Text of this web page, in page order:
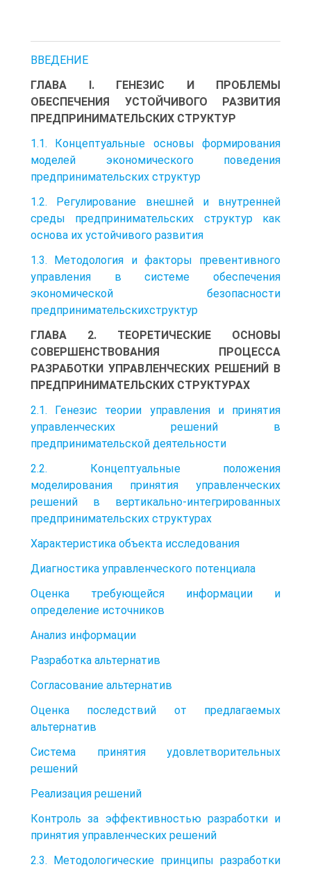
ВВЕДЕНИЕ
ГЛАВА I. ГЕНЕЗИС И ПРОБЛЕМЫ
ОБЕСПЕЧЕНИЯ УСТОЙЧИВОГО РАЗВИТИЯ
ПРЕДПРИНИМАТЕЛЬСКИХ СТРУКТУР
1.1. Концептуальные основы формирования
моделей экономического поведения
предпринимательских структур
1.2. Регулирование внешней и внутренней
среды предпринимательских структур как
основа их устойчивого развития
1.3. Методология и факторы превентивного
управления в системе обеспечения
экономической безопасности
предпринимательскихструктур
ГЛАВА 2. ТЕОРЕТИЧЕСКИЕ ОСНОВЫ
СОВЕРШЕНСТВОВАНИЯ ПРОЦЕССА
РАЗРАБОТКИ УПРАВЛЕНЧЕСКИХ РЕШЕНИЙ В
ПРЕДПРИНИМАТЕЛЬСКИХ СТРУКТУРАХ
2.1. Генезис теории управления и принятия
управленческих решений в
предпринимательской деятельности
2.2. Концептуальные положения
моделирования принятия управленческих
решений в вертикально-интегрированных
предпринимательских структурах
Характеристика объекта исследования
Диагностика управленческого потенциала
Оценка требующейся информации и
определение источников
Анализ информации
Разработка альтернатив
Согласование альтернатив
Оценка последствий от предлагаемых
альтернатив
Система принятия удовлетворительных
решений
Реализация решений
Контроль за эффективностью разработки и
принятия управленческих решений
2.3. Методологические принципы разработки